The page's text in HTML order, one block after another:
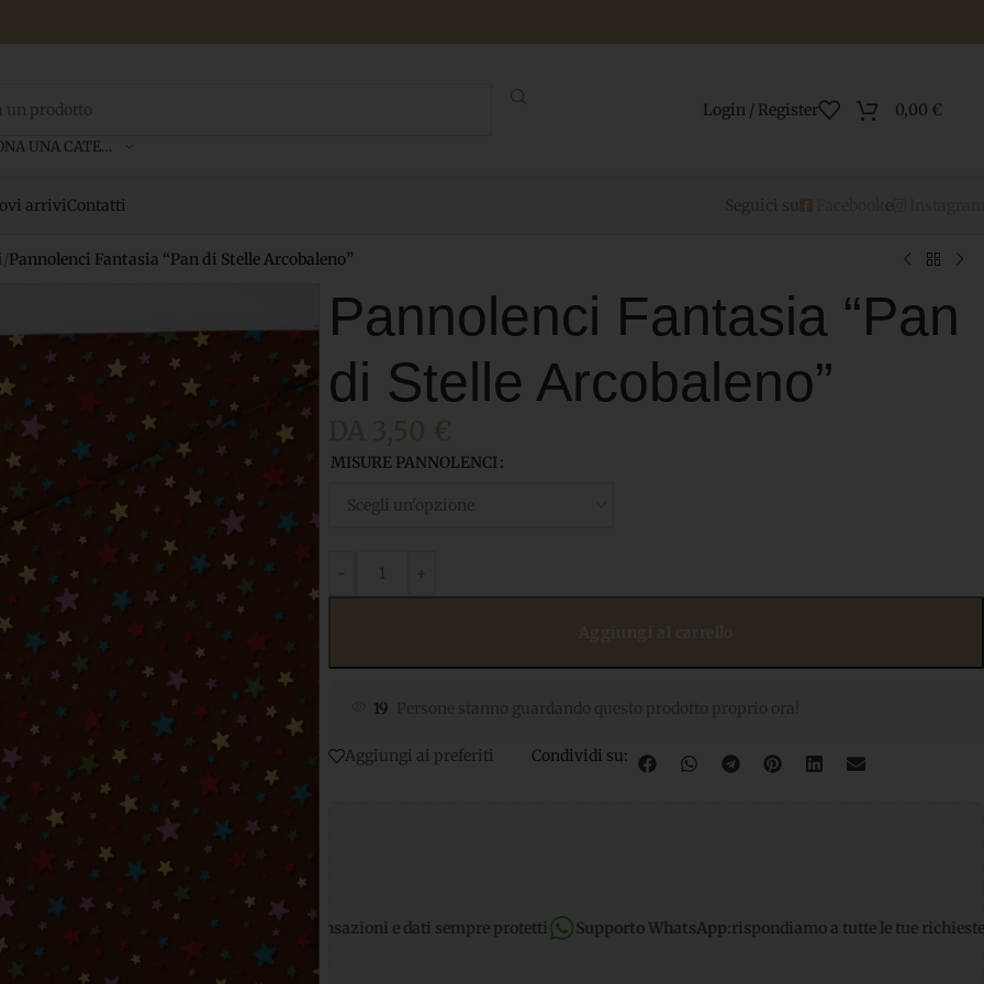
SELEZIONA UNA CATEGORIA
Login / Register 0,00 €
arriviContatti
/Pannolenci Fantasia “Pan di Stelle Arcobaleno”
Pannolenci Fantasia “Pan
di Stelle Arcobaleno”
MISURE PANNOLENCI
19
Aggiungi ai preferiti Condividi su:
Pagamenti sicuri per transazioni e dati sempre protetti Supporto WhatsApp:rispondiamo a tutte le tue richieste dirette